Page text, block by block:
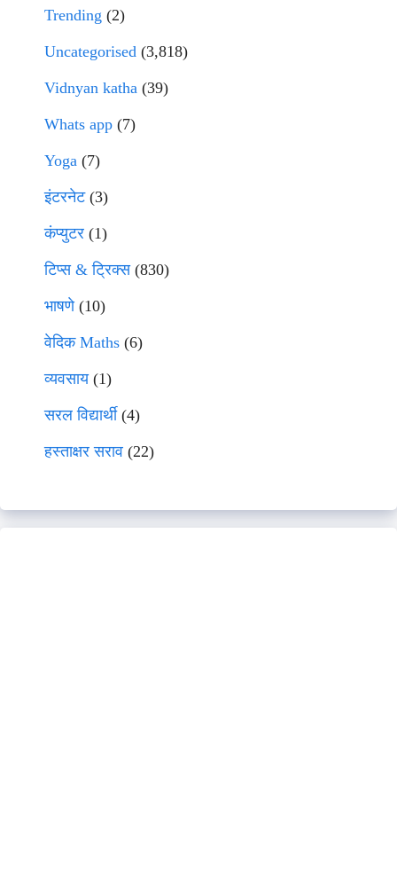
Trending (2)
Uncategorised (3,818)
Vidnyan katha (39)
Whats app (7)
Yoga (7)
इंटरनेट(3)
कंप्युटर (1)
टिप्स & ट्रिक्स(830)
भाषणे(10)
वेदिक Maths (6)
व्यवसाय(1)
सरल विद्यार्थी(4)
हस्ताक्षर सराव (22)